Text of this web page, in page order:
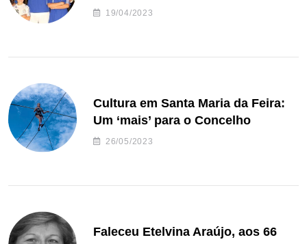
de andebol do Feirense
19/04/2023
Cultura em Santa Maria da Feira:
Um ‘mais’ para o Concelho
26/05/2023
Faleceu Etelvina Araújo, aos 66